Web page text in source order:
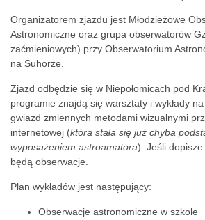
Organizatorem zjazdu jest Młodzieżowe
Astronomiczne oraz grupa obserwatorów
zaćmieniowych) przy Obserwatorium
na Suhorze.
Zjazd odbędzie się w Niepołomicach pod
programie znajdą się warsztaty i wykłady
gwiazd zmiennych metodami wizualnymi
internetowej (która stała się już chyba
wyposażeniem astroamatora). Jeśli
będą obserwacje.
Plan wykładów jest następujący:
Obserwacje astronomiczne w szkole